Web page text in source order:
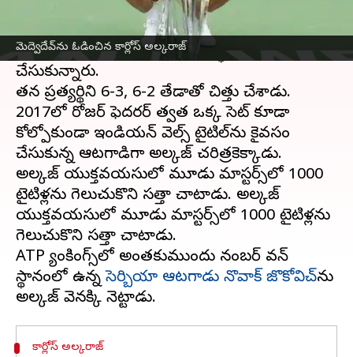
మెద్వెదేవ్‌ను ఓడించిన కార్లోస్ అల్కరాజ్
ATP ర్యాంకింగ్స్‌లో కార్లోస్ అల్కరాజ్ మళ్లీ
విజృంభించాడు. ఆదివారం జరిగిన ఫైనల్‌లో డానిల్
మెద్వెదేవ్‌ను ఓడించి నంబర్ వన్ స్థానాన్ని కైవసం
చేసుకున్నారు.
తన ప్రత్యర్థిని 6-3, 6-2 తేడాతో చిత్తు చేశాడు.
2017లో రోజర్ ఫెదరర్ తర్వాత ఒక్క సెట్ కూడా
కోల్పోకుండా ఇండియన్ వెల్స్ టైటిల్‌ను కైవసం
చేసుకున్న ఆటగాడిగా అల్కరాజ్ చరిత్రకెక్కాడు.
అల్కరాజ్ యుక్తవయసులో మూడు మాస్టర్స్‌లో 1000
టైటిళ్లను గెలుచుకొని సత్తా చాటాడు. అల్కరాజ్
యుక్తవయసులో మూడు మాస్టర్స్‌లో 1000 టైటిళ్లను
గెలుచుకొని సత్తా చాటాడు.
ATP ర్యాంకింగ్స్‌లో అంతకుముందు నంబర్ వన్
స్థానంలో ఉన్నసెర్బియా ఆటగాడు నొవాక్ జొకోవిచ్‌ను
కార్లోస్ అల్కరాజ్